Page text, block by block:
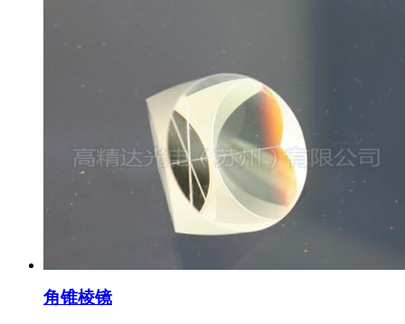
角锥棱镜